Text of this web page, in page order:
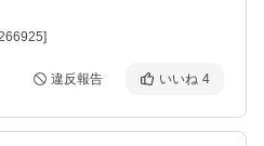
違反報告 いいね 4